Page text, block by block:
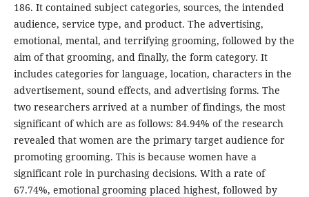
186. It contained subject categories, sources, the intended
audience, service type, and product. The advertising,
emotional, mental, and terrifying grooming, followed by the
aim of that grooming, and finally, the form category. It
includes categories for language, location, characters in the
advertisement, sound effects, and advertising forms. The
two researchers arrived at a number of findings, the most
significant of which are as follows: 84.94% of the research
revealed that women are the primary target audience for
promoting grooming. This is because women have a
significant role in purchasing decisions. With a rate of
67.74%, emotional grooming placed highest, followed by